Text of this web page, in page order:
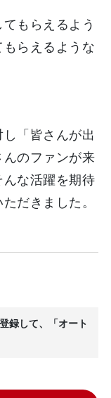
もらえるよう
らえるような
「皆さんが出
のファンが来
な活躍を期待
だきました。
録して、「オート